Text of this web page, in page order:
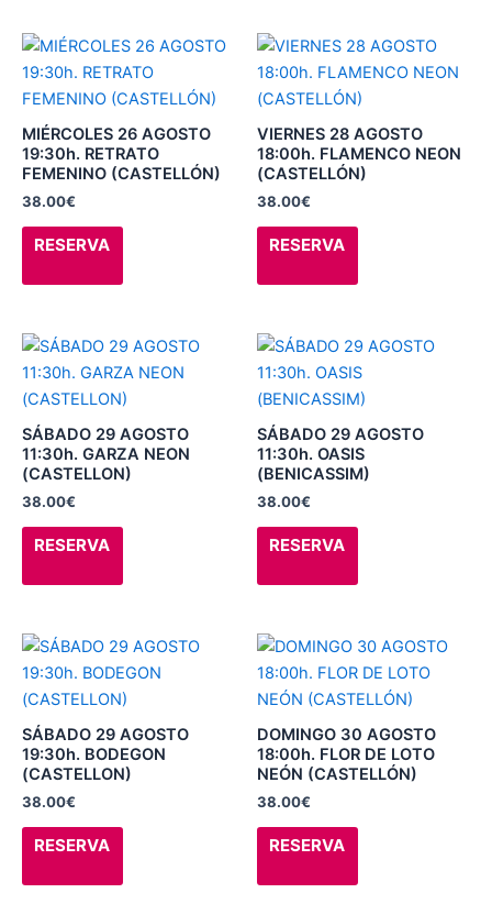
la
página
de
la
página
de
MIÉRCOLES 26 AGOSTO
19:30h. RETRATO
FEMENINO (CASTELLÓN)
38.00€
RESERVA
Este
producto
tiene
múltiples
variantes.
Las
se
elegir
la
página
de
VIERNES 28 AGOSTO
18:00h. FLAMENCO NEON
(CASTELLÓN)
38.00€
RESERVA
Este
producto
tiene
múltiples
variantes.
Las
se
elegir
la
página
de
SÁBADO 29 AGOSTO
11:30h. GARZA NEON
(CASTELLON)
38.00€
RESERVA
Este
producto
tiene
múltiples
variantes.
Las
se
elegir
la
página
de
SÁBADO 29 AGOSTO
11:30h. OASIS
(BENICASSIM)
38.00€
RESERVA
Este
producto
tiene
múltiples
variantes.
Las
se
elegir
la
página
de
SÁBADO 29 AGOSTO
19:30h. BODEGON
(CASTELLON)
38.00€
RESERVA
Este
producto
tiene
múltiples
variantes.
Las
se
elegir
DOMINGO 30 AGOSTO
18:00h. FLOR DE LOTO
NEÓN (CASTELLÓN)
38.00€
RESERVA
Este
producto
tiene
múltiples
variantes.
Las
se
elegir